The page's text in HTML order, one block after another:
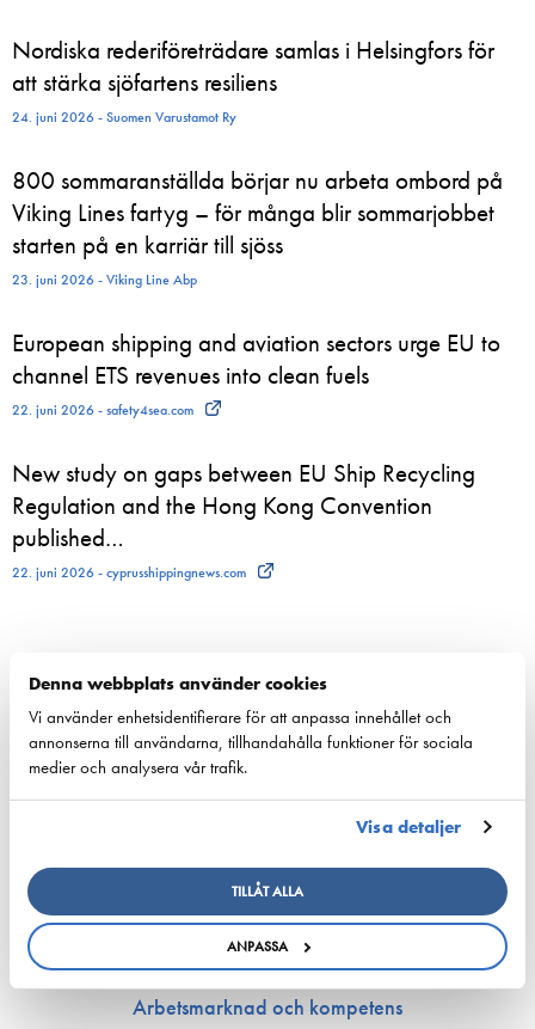
Denna webbplats använder cookies
Vi använder enhetsidentifierare för att anpassa innehållet och
annonserna till användarna, tillhandahålla funktioner för sociala
medier och analysera vår trafik.
Visa detaljer
TILLÅT ALLA
ANPASSA
Nordiska rederiföreträdare samlas i Helsingfors för
att stärka sjöfartens resiliens
24. juni 2026 - Suomen Varustamot Ry
800 sommaranställda börjar nu arbeta ombord på
Viking Lines fartyg – för många blir sommarjobbet
starten på en karriär till sjöss
23. juni 2026 - Viking Line Abp
European shipping and aviation sectors urge EU to
channel ETS revenues into clean fuels
22. juni 2026 - safety4sea.com
New study on gaps between EU Ship Recycling
Regulation and the Hong Kong Convention
published…
22. juni 2026 - cyprusshippingnews.com
Konkurrenskraft
Nationell sjöfartspolitik
Sjöfarts­politik inom EU
Försörjnings­beredskap
Miljön och klimat
Säkerhet
Arbetsmarknad och kompetens